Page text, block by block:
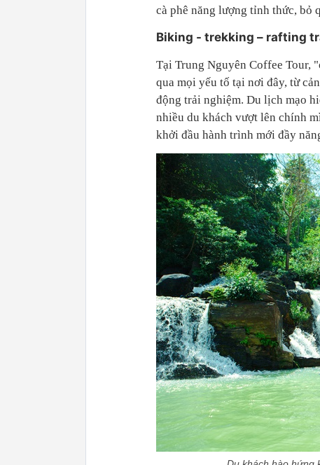
cà phê năng lượng tỉnh thức, bỏ
Biking - trekking – rafting
Tại Trung Nguyên Coffee Tour,
qua mọi yếu tố tại nơi đây, từ
động trải nghiệm. Du lịch mạo
nhiều du khách vượt lên chính
khởi đầu hành trình mới đầy